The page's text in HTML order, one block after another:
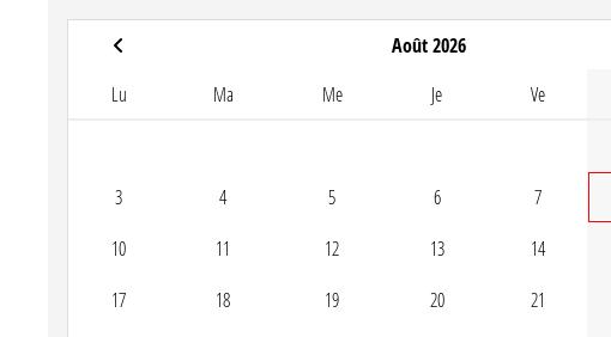
Août 2026
Lu Ma Me Je Ve
3 4 5 6 7
10 11 12 13 14
17 18 19 20 21